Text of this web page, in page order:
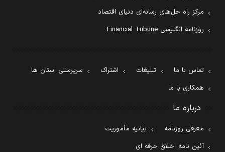
مرکز راه حل‌های رسانه‌ای دنیای اقتصاد
روزنامه انگلیسی Financial Tribune
تماس با ما تبلیغات اشتراک
سرپرستی استان ها
همکاری با ما
درباره ما
معرفی روزنامه
بیانیه مأموریت
آئین نامه اخلاق حرفه ای